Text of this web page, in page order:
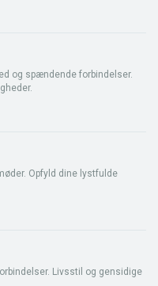
og spændende forbindelser.
Opfyld dine lystfulde
Livsstil og gensidige